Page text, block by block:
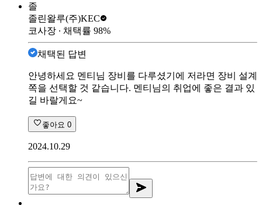
졸
졸린왈루(주)KEC
코사장 ∙ 채택률 98%
채택된 답변
안녕하세요 멘티님 장비를 다루셨기에 저라면 장비 설계
쪽을 선택할 것 같습니다. 멘티님의 취업에 좋은 결과 있
길 바랄게요~
좋아요 0
2024.10.29